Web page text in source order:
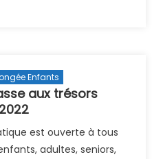
Enfants
aux trésors
est ouverte à tous
adultes, seniors,